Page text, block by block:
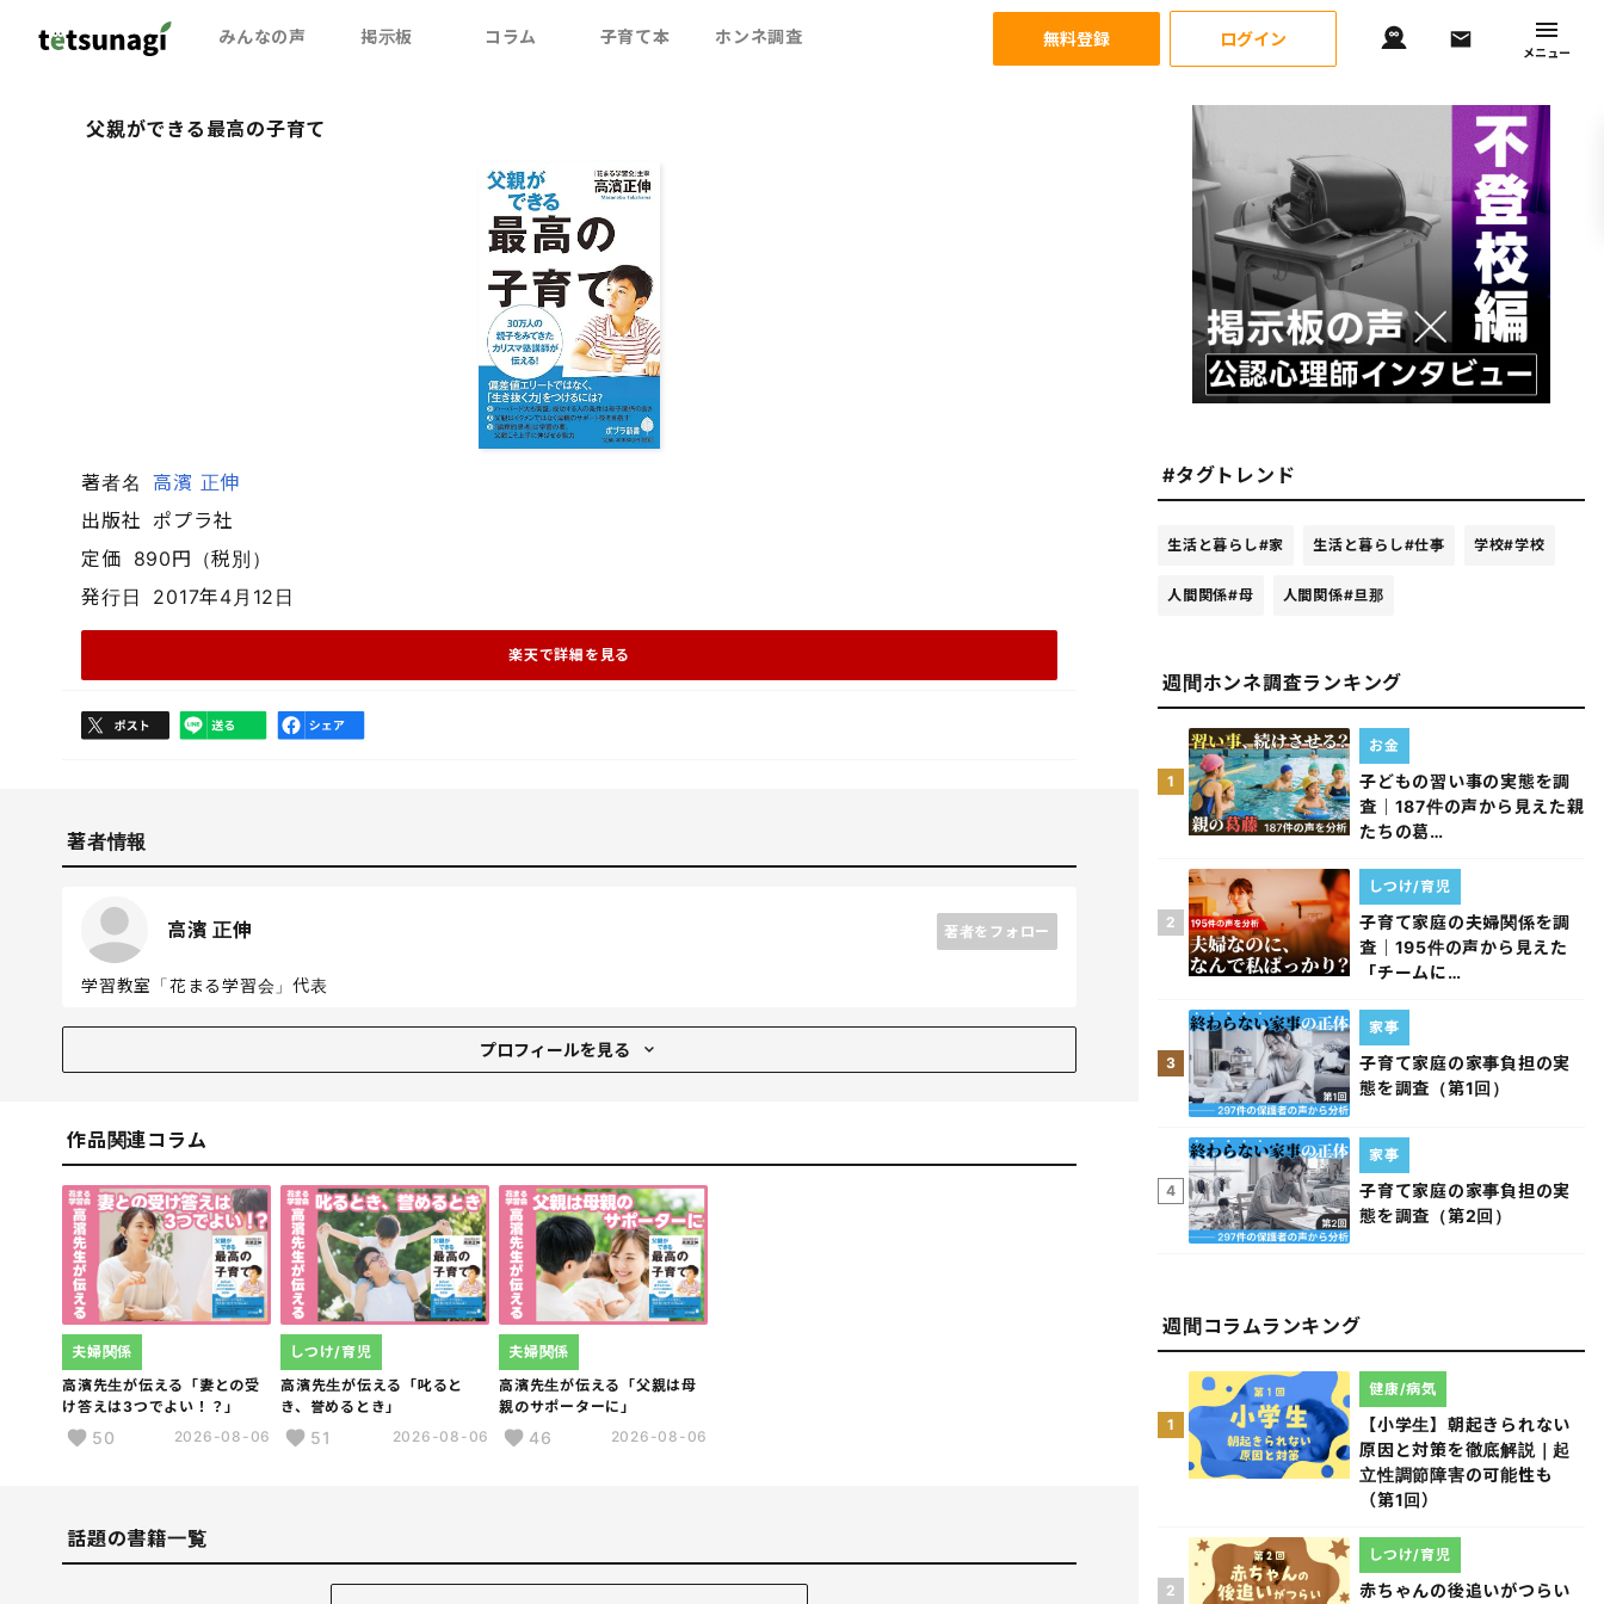
みんなの声 掲示板 コラム 子育て本 ホンネ調査 無料登録 ログイン
メニュー
父親ができる最高の子育て
著者名
高濱 正伸
出版社 ポプラ社
定価 890円（税別）
発行日
2017年4月12日
楽天で詳細を見る
著者情報
高濱 正伸 著者をフォロー
学習教室「花まる学習会」代表
プロフィールを見る
関東、大阪、名古屋で教室展開している小学校低学年向けの学習教室「花まる学習会」代表。 算数オリンピック委員会理
作品関連コラム
高濱先生が伝える「妻との受
け答えは3つでよい！？」
夫婦関係
50 2026-08-06
高濱先生が伝える「叱ると
き、誉めるとき」
しつけ/育児
51 2026-08-06
高濱先生が伝える「父親は母
親のサポーターに」
夫婦関係
46 2026-08-06
話題の書籍一覧
#タグトレンド
生活と暮らし#家 生活と暮らし#仕事 学校#学校
人間関係#母 人間関係#旦那
週間ホンネ調査ランキング
1
子どもの習い事の実態を調
査｜187件の声から見えた親
たちの葛…
お金
2
子育て家庭の夫婦関係を調
査｜195件の声から見えた
「チームに…
しつけ/育児
3
子育て家庭の家事負担の実
態を調査（第1回）
家事
4
子育て家庭の家事負担の実
態を調査（第2回）
家事
週間コラムランキング
1
【小学生】朝起きられない
原因と対策を徹底解説｜起
立性調節障害の可能性も
（第1回）
健康/病気
2 赤ちゃんの後追いがつらい
しつけ/育児